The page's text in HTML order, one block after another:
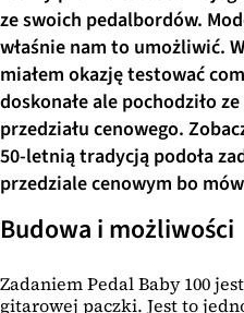
ze swoich pedalbordów.
właśnie nam to umożliwić.
miałem okazję testować
doskonałe ale pochodziło
przedziału cenowego.
50-letnią tradycją podoła
przedziale cenowym bo
Budowa i możliwości
Zadaniem Pedal Baby 100
gitarowej paczki. Jest to